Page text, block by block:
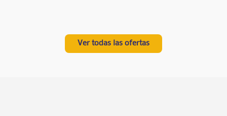
Ver todas las ofertas